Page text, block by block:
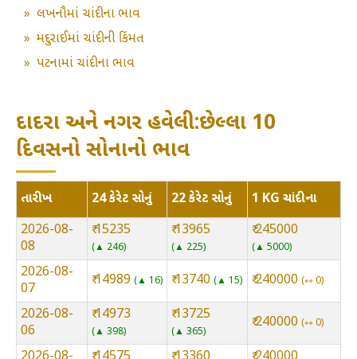
» લખનૌમાં ચાંદીના ભાવ
» મદુરાઈમાં ચાંદીની કિંમત
» પટનામાં ચાંદીના ભાવ
દાદરા અને નગર હવેલી:છેલ્લા 10
દિવસનો સોનાનો ભાવ
તારીખ 24 કેરેટ સોનું 22 કેરેટ સોનું
1 KG ચાંદીના
2026-08-
08
₹ 15235
▲ 246
₹ 13965
▲ 225
₹ 245000
▲ 5000
2026-08-
07
₹ 14989 ▲ 16 ₹ 13740 ▲ 15 ₹ 240000 ⇿ 0
2026-08-
06
₹ 14973
▲ 398
₹ 13725
▲ 365
₹ 240000 ⇿ 0